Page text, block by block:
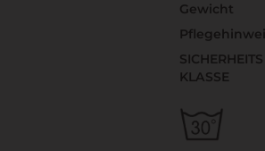
Gewicht
SICHERHEITS
KLASSE